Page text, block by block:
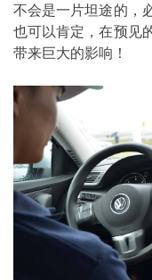
不会是一片坦途的，
也可以肯定，在预见
带来巨大的影响！